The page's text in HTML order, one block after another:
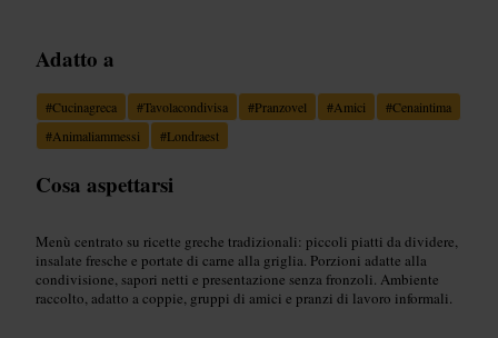
Adatto a
#Cucinagreca #Tavolacondivisa #Pranzovel #Amici #Cenaintima
#Animaliammessi #Londraest
Cosa aspettarsi
Menù centrato su ricette greche tradizionali: piccoli piatti da dividere,
insalate fresche e portate di carne alla griglia. Porzioni adatte alla
condivisione, sapori netti e presentazione senza fronzoli. Ambiente
raccolto, adatto a coppie, gruppi di amici e pranzi di lavoro informali.